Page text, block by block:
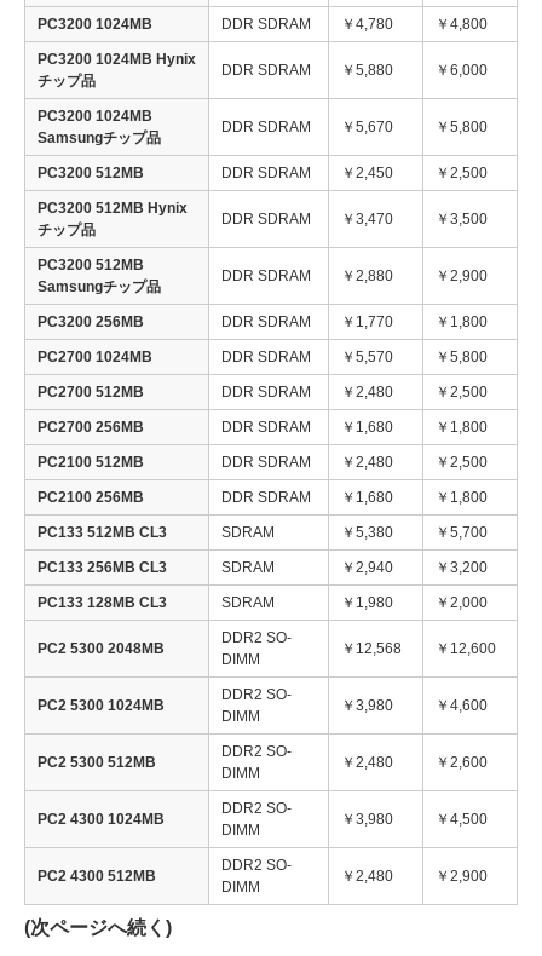
PC3200 1024MB DDR SDRAM ￥4,780 ￥4,800
PC3200 1024MB Hynix
チップ品
DDR SDRAM ￥5,880 ￥6,000
PC3200 1024MB
Samsungチップ品
DDR SDRAM ￥5,670 ￥5,800
PC3200 512MB DDR SDRAM ￥2,450 ￥2,500
PC3200 512MB Hynix
チップ品
DDR SDRAM ￥3,470 ￥3,500
PC3200 512MB
Samsungチップ品
DDR SDRAM ￥2,880 ￥2,900
PC3200 256MB DDR SDRAM ￥1,770 ￥1,800
PC2700 1024MB DDR SDRAM ￥5,570 ￥5,800
PC2700 512MB DDR SDRAM ￥2,480 ￥2,500
PC2700 256MB DDR SDRAM ￥1,680 ￥1,800
PC2100 512MB DDR SDRAM ￥2,480 ￥2,500
PC2100 256MB DDR SDRAM ￥1,680 ￥1,800
PC133 512MB CL3 SDRAM ￥5,380 ￥5,700
PC133 256MB CL3 SDRAM ￥2,940 ￥3,200
PC133 128MB CL3 SDRAM ￥1,980 ￥2,000
PC2 5300 2048MB
DDR2 SO-
DIMM
￥12,568 ￥12,600
PC2 5300 1024MB
DDR2 SO-
DIMM
￥3,980 ￥4,600
PC2 5300 512MB
DDR2 SO-
DIMM
￥2,480 ￥2,600
PC2 4300 1024MB
DDR2 SO-
DIMM
￥3,980 ￥4,500
PC2 4300 512MB
DDR2 SO-
DIMM
￥2,480 ￥2,900
(次ページへ続く)